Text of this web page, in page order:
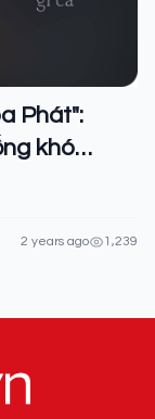
Phát":
khó
2 years ago 1,239